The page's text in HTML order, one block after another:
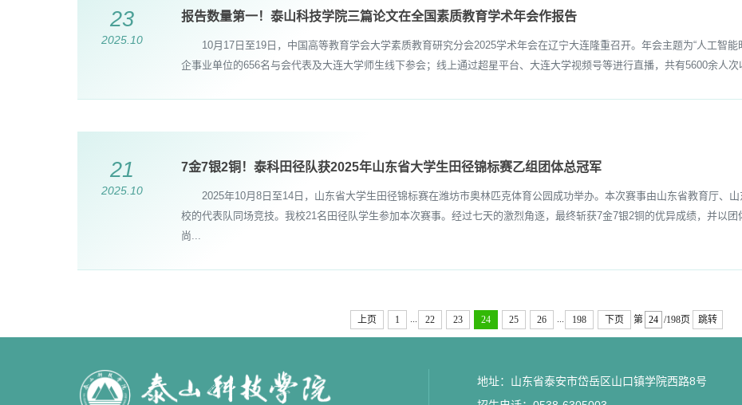
23
2025.10
报告数量第一！泰山科技学院三篇论文在全国素质教育学术年会作报告
10月17日至19日，中国高等教育学会大学素质教育研究分会2025学术年会在辽宁大连隆重召开。年会主题为“人工智能
企事业单位的656名与会代表及大连大学师生线下参会；线上通过超星平台、大连大学视频号等进行直播，共有5600余人
21
2025.10
7金7银2铜！泰科田径队获2025年山东省大学生田径锦标赛乙组团体总冠军
2025年10月8日至14日，山东省大学生田径锦标赛在潍坊市奥林匹克体育公园成功举办。本次赛事由山东省教育厅、
校的代表队同场竞技。我校21名田径队学生参加本次赛事。经过七天的激烈角逐，最终斩获7金7银2铜的优异成绩，并以
尚...
上页 1 22 23 24 25 26 198 下页 第 /198页 跳转
地址：山东省泰安市岱岳区山口镇学院西路8号